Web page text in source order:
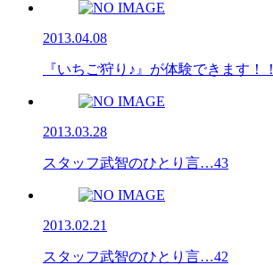
2013.04.08
『いちご狩り♪』が体験できます！！
2013.03.28
スタッフ武智のひとり言…43
2013.02.21
スタッフ武智のひとり言…42